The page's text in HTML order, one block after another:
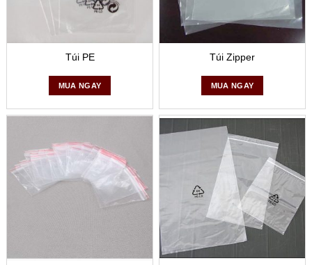
Túi PE
MUA NGAY
Túi Zipper
MUA NGAY